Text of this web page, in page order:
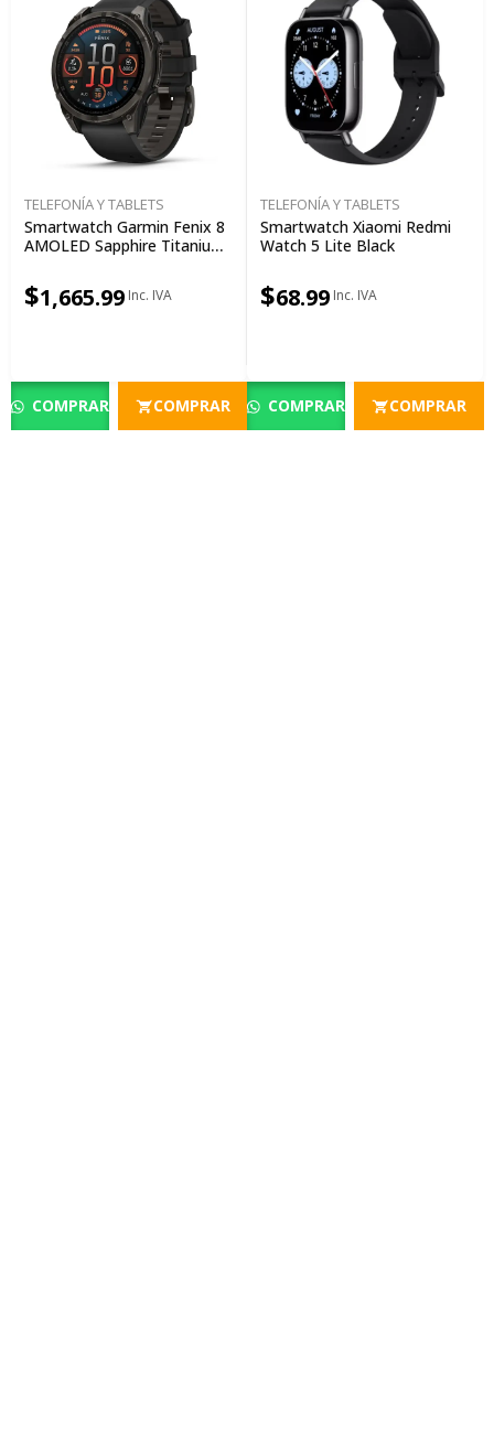
TELEFONÍA Y TABLETS
Smartwatch Garmin Fenix 8
AMOLED Sapphire Titanium
$1,665.99
COMPRAR COMPRAR
TELEFONÍA Y TABLETS
Smartwatch Xiaomi Redmi
Watch 5 Lite Black
$68.99
COMPRAR COMPRAR